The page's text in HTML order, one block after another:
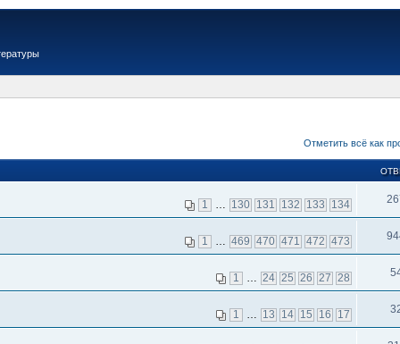
Отметить всё как
1 … 130 131 132 133 134
1 … 469 470 471 472 473
1 … 24 25 26 27 28
1 … 13 14 15 16 17